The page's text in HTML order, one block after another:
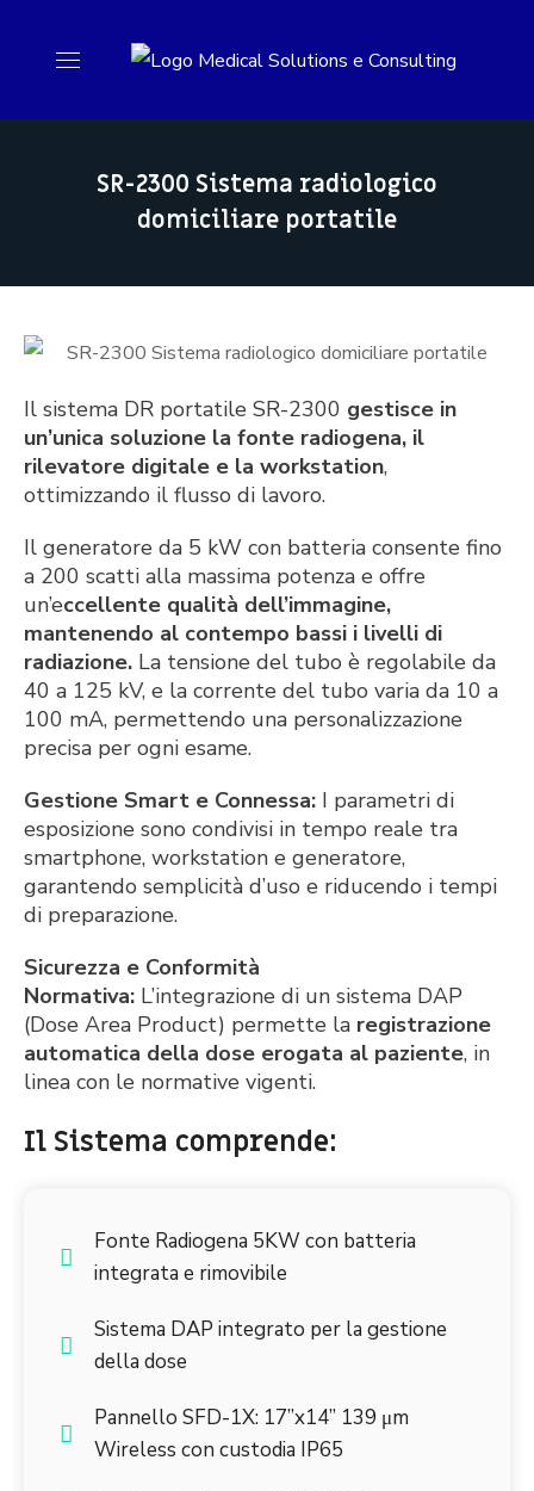
SR-2300 Sistema radiologico
domiciliare portatile
Il sistema DR portatile SR-2300 gestisce in
un’unica soluzione la fonte radiogena, il
rilevatore digitale e la workstation,
ottimizzando il flusso di lavoro.
Il generatore da 5 kW con batteria consente fino
a 200 scatti alla massima potenza e offre
un’eccellente qualità dell’immagine,
mantenendo al contempo bassi i livelli di
radiazione. La tensione del tubo è regolabile da
40 a 125 kV, e la corrente del tubo varia da 10 a
100 mA, permettendo una personalizzazione
precisa per ogni esame.
Gestione Smart e Connessa: I parametri di
esposizione sono condivisi in tempo reale tra
smartphone, workstation e generatore,
garantendo semplicità d’uso e riducendo i tempi
di preparazione.
Sicurezza e Conformità
Normativa: L’integrazione di un sistema DAP
(Dose Area Product) permette la registrazione
automatica della dose erogata al paziente, in
linea con le normative vigenti.
Il Sistema comprende:
Fonte Radiogena 5KW con batteria
integrata e rimovibile
Sistema DAP integrato per la gestione
della dose
Pannello SFD-1X: 17”x14” 139 μm
Wireless con custodia IP65